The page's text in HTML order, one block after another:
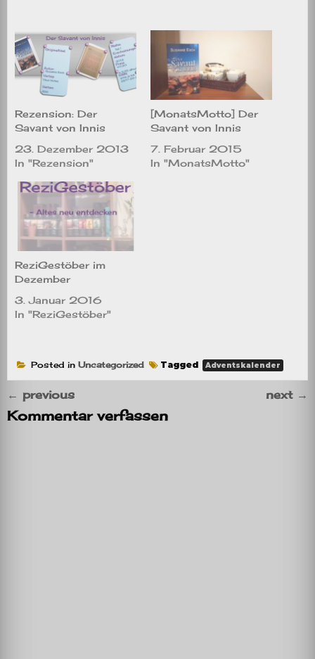
Rezension: Der
Savant von Innis
23. Dezember 2013
In "Rezension"
[MonatsMotto] Der
Savant von Innis
7. Februar 2015
In "MonatsMotto"
ReziGestöber im
Dezember
3. Januar 2016
In "ReziGestöber"
Posted in Uncategorized Tagged Adventskalender
← previous next →
Kommentar verfassen